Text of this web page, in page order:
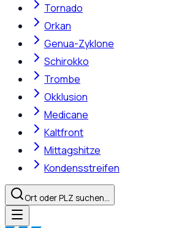
Tornado
Orkan
Genua-Zyklone
Schirokko
Trombe
Okklusion
Medicane
Kaltfront
Mittagshitze
Kondensstreifen
Ort oder PLZ suchen…